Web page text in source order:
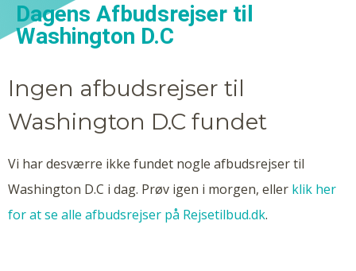
Dagens Afbudsrejser til
Washington D.C
Ingen afbudsrejser til
Washington D.C fundet
Vi har desværre ikke fundet nogle afbudsrejser til
Washington D.C i dag. Prøv igen i morgen, eller klik her
for at se alle afbudsrejser på Rejsetilbud.dk.